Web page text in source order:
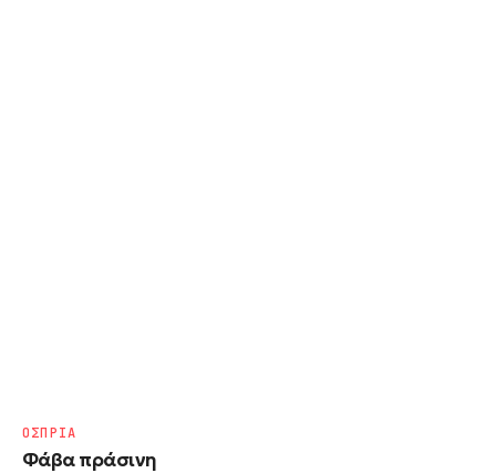
Φάβα πράσινη
ΟΣΠΡΙΑ